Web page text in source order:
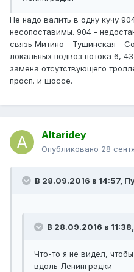
Не надо валить в одну кучу
несопоставимы. 904 -
связь Митино - Тушинская -
локальных подвоз потока 6,
замена отсутствующего
просп. и шоссе.
Altaridey
Опубликовано 28
В 28.09.2016 в 14:57,
В 28.09.2016 в
Что-то я не видел,
вдоль Ленинградки